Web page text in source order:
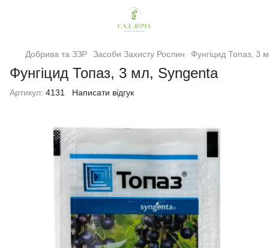
Добрива та ЗЗР Засоби Захисту Рослин Фунгіцид Топаз, 3
Фунгіцид Топаз, 3 мл, Syngenta
Артикул: 4131 Написати відгук